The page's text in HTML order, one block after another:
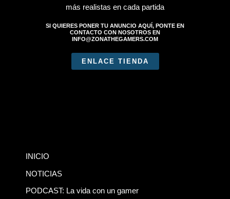
más realistas en cada partida
SI QUIERES PONER TU ANUNCIO AQUÍ, PONTE EN
CONTACTO CON NOSOTROS EN
INFO@ZONATHEGAMERS.COM
ENLACE TIENDA
INICIO
NOTICIAS
PODCAST: La vida con un gamer